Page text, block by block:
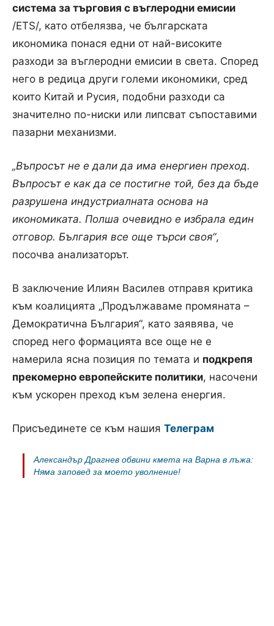
система за търговия с въглеродни емисии
/ETS/, като отбелязва, че българската
икономика понася едни от най-високите
разходи за въглеродни емисии в света. Според
него в редица други големи икономики, сред
които Китай и Русия, подобни разходи са
значително по-ниски или липсват съпоставими
пазарни механизми.
„Въпросът не е дали да има енергиен преход.
Въпросът е как да се постигне той, без да бъде
разрушена индустриалната основа на
икономиката. Полша очевидно е избрала един
отговор. България все още търси своя“,
посочва анализаторът.
В заключение Илиян Василев отправя критика
към коалицията „Продължаваме промяната –
Демократична България“, като заявява, че
според него формацията все още не е
намерила ясна позиция по темата и подкрепя
прекомерно европейските политики, насочени
към ускорен преход към зелена енергия.
Присъединете се към нашия Телеграм
Александър Драгнев обвини кмета на Варна в лъжа:
Няма заповед за моето уволнение!